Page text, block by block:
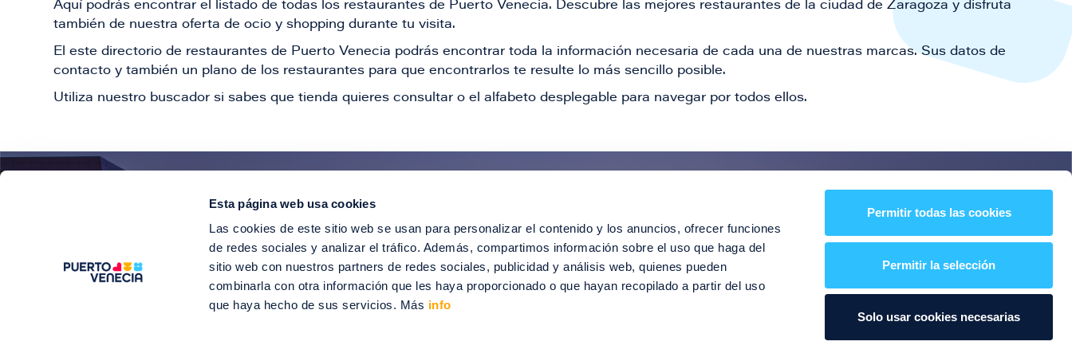
Esta página web usa cookies
Las cookies de este sitio web se usan para personalizar el contenido y los anuncios, ofrecer funciones
de redes sociales y analizar el tráfico. Además, compartimos información sobre el uso que haga del
sitio web con nuestros partners de redes sociales, publicidad y análisis web, quienes pueden
combinarla con otra información que les haya proporcionado o que hayan recopilado a partir del uso
que haya hecho de sus servicios. Más info
Permitir todas las cookies
Permitir la selección
Solo usar cookies necesarias
Aquí podrás encontrar el listado de todas los restaurantes de Puerto Venecia. Descubre las mejores restaurantes de la ciudad de Zaragoza y disfruta
también de nuestra oferta de ocio y shopping durante tu visita.
El este directorio de restaurantes de Puerto Venecia podrás encontrar toda la información necesaria de cada una de nuestras marcas. Sus datos de
contacto y también un plano de los restaurantes para que encontrarlos te resulte lo más sencillo posible.
Utiliza nuestro buscador si sabes que tienda quieres consultar o el alfabeto desplegable para navegar por todos ellos.
¡Entérate de todas nuestras novedades!
Suscríbete para recibir ofertas especiales, descuentos, eventos y mucho más
SUSCRÍBETE